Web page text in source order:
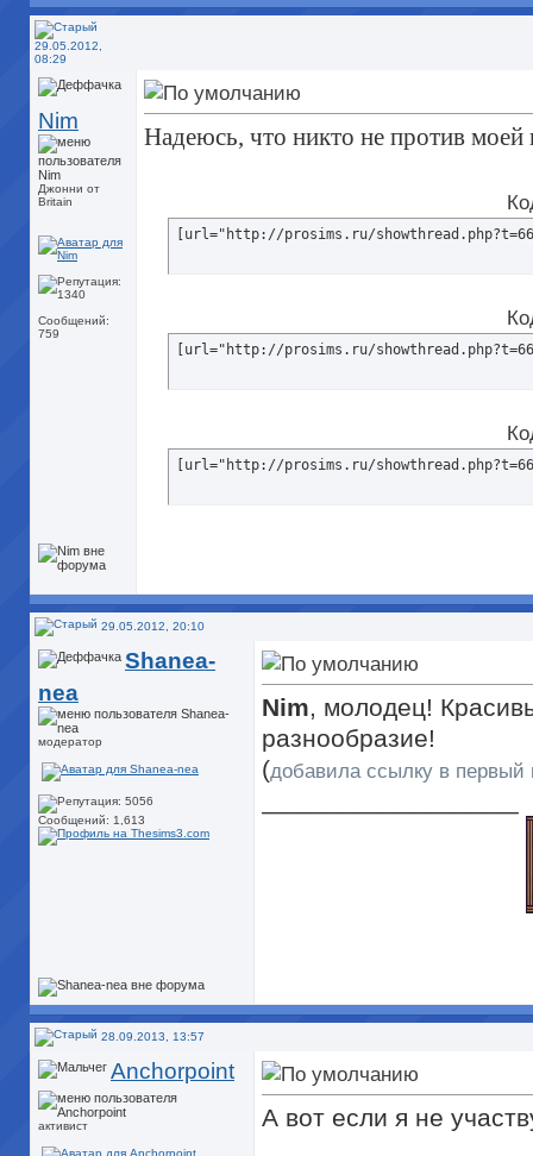
29.05.2012,
08:29
Nim
Джонни от
Britain
Сообщений:
759
Надеюсь, что никто не против моей
[url="http://prosims.ru/
[url="http://prosims.ru/
[url="http://prosims.ru/
29.05.2012, 20:10
Shanea-
nea
модератор
Сообщений: 1,613
Nim, молодец!
разнообразие!
(добавила ссылку в первый
28.09.2013, 13:57
Anchorpoint
активист А вот если я не